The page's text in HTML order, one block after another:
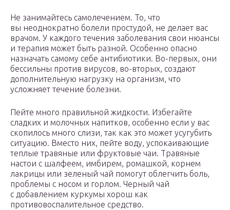
Не занимайтесь самолечением. То, что
вы неоднократно болели простудой, не делает вас
врачом. У каждого течения заболевания свои нюансы
и терапия может быть разной. Особенно опасно
назначать самому себе антибиотики. Во-первых, они
бессильны против вирусов, во-вторых, создают
дополнительную нагрузку на организм, что
усложняет течение болезни.
Пейте много правильной жидкости. Избегайте
сладких и молочных напитков, особенно если у вас
скопилось много слизи, так как это может усугубить
ситуацию. Вместо них, пейте воду, успокаивающие
теплые травяные или фруктовые чаи. Травяные
настои с шалфеем, имбирем, ромашкой, корнем
лакрицы или зеленый чай помогут облегчить боль,
проблемы с носом и горлом. Черный чай
с добавлением куркумы хорош как
противовоспалительное средство.